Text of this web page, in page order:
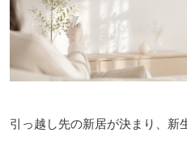
引っ越し先の新居が決まり、新